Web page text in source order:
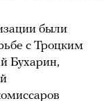
были
с Троцким
Бухарин,